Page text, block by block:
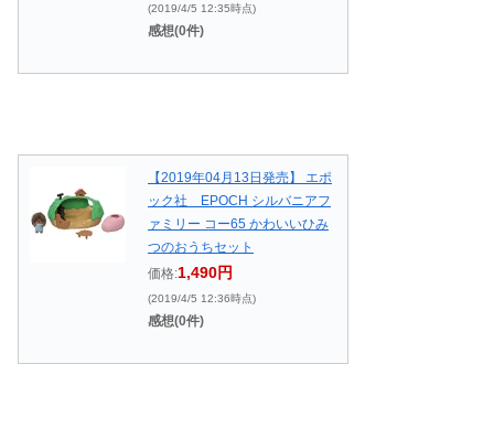
(2019/4/5 12:35時点)
感想(0件)
【2019年04月13日発売】 エポ
ック社 EPOCH シルバニアフ
ァミリー コー65 かわいいひみ
つのおうちセット
価格:1,490円
(2019/4/5 12:36時点)
感想(0件)